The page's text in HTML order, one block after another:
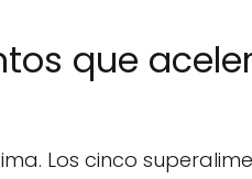
que
Los cinco